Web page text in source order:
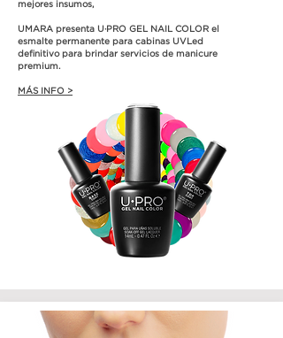
mejores insumos,
UMARA presenta U·PRO GEL NAIL COLOR el
esmalte permanente para cabinas UVLed
definitivo para brindar servicios de manicure
premium.
MÁS INFO >